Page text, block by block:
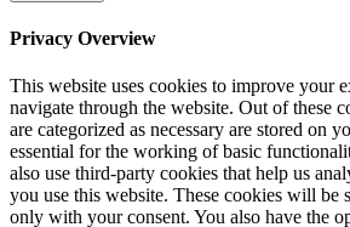
Privacy Overview
This website uses cookies to improve your
navigate through the website. Out of these
are categorized as necessary are stored on
essential for the working of basic
also use third-party cookies that help us
you use this website. These cookies will be
only with your consent. You also have the